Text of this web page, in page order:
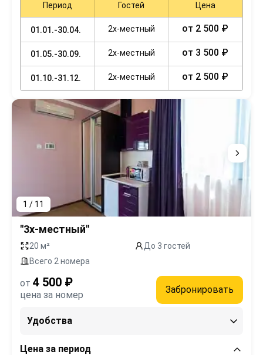
Период Гостей Цена
01.01.-30.04. 2х-местный от 2 500 ₽
01.05.-30.09. 2х-местный от 3 500 ₽
01.10.-31.12. 2х-местный от 2 500 ₽
1 / 11
"3х-местный"
20 м²
До 3 гостей
Всего 2 номера
от 4 500 ₽
цена за номер Забронировать
Удобства
Цена за период